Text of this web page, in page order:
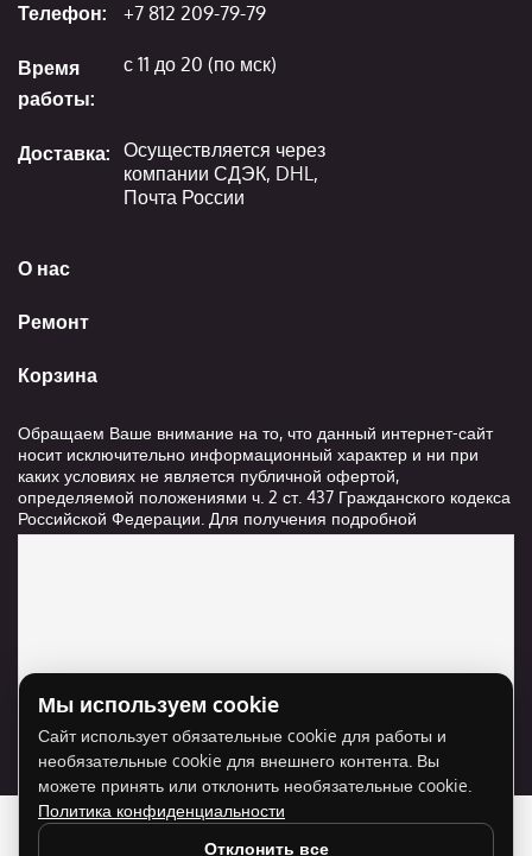
О нас
Ремонт
Корзина
Телефон: +7 812 209-79-79
Время
работы:
с 11 до 20 (по мск)
Доставка: Осуществляется через
компании СДЭК, DHL,
Почта России
Обращаем Ваше внимание на то, что данный интернет-сайт
носит исключительно информационный характер и ни при
каких условиях не является публичной офертой,
определяемой положениями ч. 2 ст. 437 Гражданского кодекса
Российской Федерации. Для получения подробной
информации о стоимости и сроках выполнения услуг,
Для отображения карты нужно разрешить
использование cookie для внешнего контента.
Разрешить cookie
Мы используем cookie
Сайт использует обязательные cookie для работы и
необязательные cookie для внешнего контента. Вы
можете принять или отклонить необязательные cookie.
Политика конфиденциальности
Отклонить все